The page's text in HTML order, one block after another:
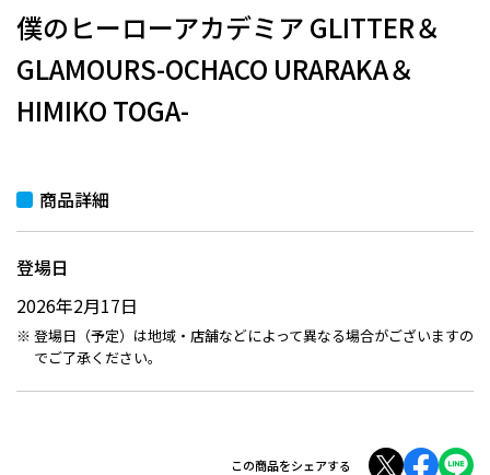
僕のヒーローアカデミア GLITTER＆
GLAMOURS-OCHACO URARAKA＆
HIMIKO TOGA-
商品詳細
登場日
2026年2月17日
登場日（予定）は地域・店舗などによって異なる場合がございますの
でご了承ください。
この商品をシェアする